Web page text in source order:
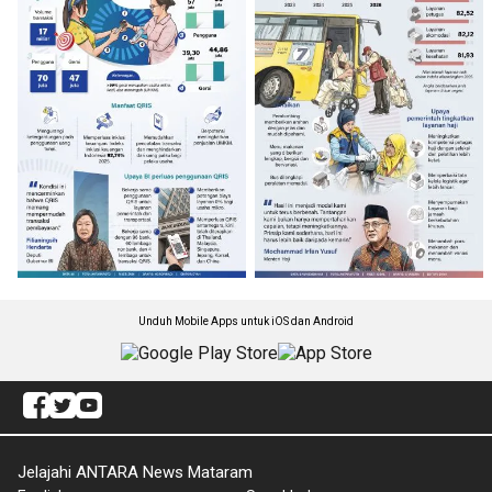
Unduh Mobile Apps untuk iOS dan Android
Jelajahi ANTARA News Mataram